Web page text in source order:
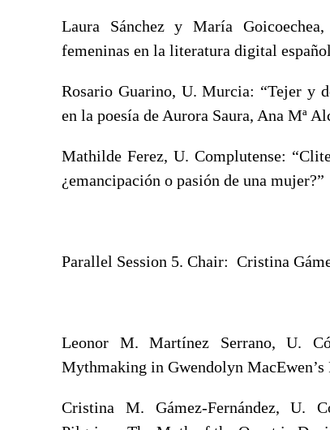
Laura Sánchez y María
femeninas en la literatura digital
Rosario Guarino, U. Murcia: “Tejer y
en la poesía de Aurora Saura, Ana Mª
Mathilde Ferez, U. Complutense:
¿emancipación o pasión de una mujer?”
Parallel Session 5. Chair: Cristina
Leonor M. Martínez Serrano, U.
Mythmaking in Gwendolyn MacEwen’s
Cristina M. Gámez-Fernández, U.